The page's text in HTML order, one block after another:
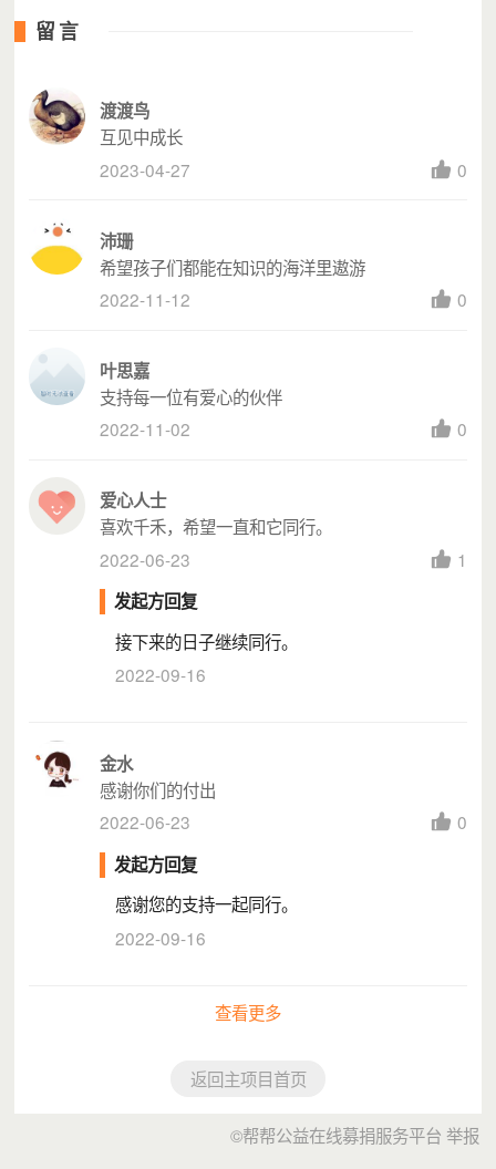
和运营的，固定开放、安全友好的儿童社区空间。
安全、友好的学习玩耍空间。
过去一年，我们与社区妈妈一起，利用起社区中心、图书馆、村
祠堂等公共场地资源，在广州、佛山运营起20个小禾的家。
千禾期待，让每个城中村社区都有小禾的家，推动教育公平，让
社区成为一个温暖友善互助共同体。
留言
渡渡鸟
互见中成长
2023-04-27
0
沛珊
希望孩子们都能在知识的海洋里遨游
2022-11-12
0
叶思嘉
支持每一位有爱心的伙伴
2022-11-02
0
爱心人士
喜欢千禾，希望一直和它同行。
2022-06-23
1
发起方回复
接下来的日子继续同行。
2022-09-16
金水
感谢你们的付出
2022-06-23
0
发起方回复
感谢您的支持一起同行。
2022-09-16
查看更多
返回主项目首页
©帮帮公益在线募捐服务平台 举报